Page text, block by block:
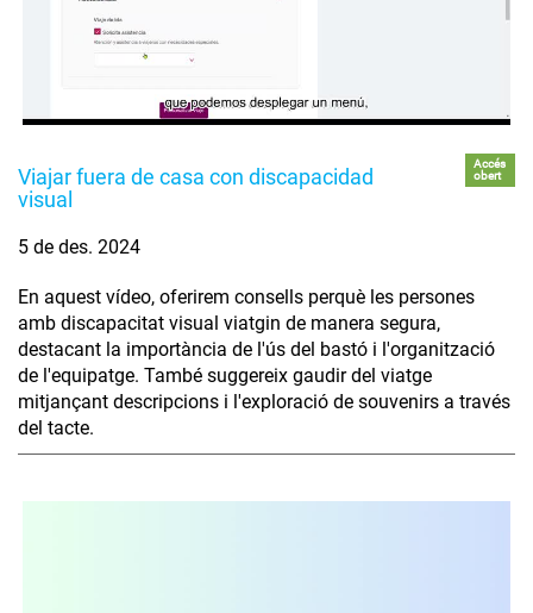
Viajar fuera de casa con discapacidad
visual
Accés
obert
5 de des. 2024
En aquest vídeo, oferirem consells perquè les persones
amb discapacitat visual viatgin de manera segura,
destacant la importància de l'ús del bastó i l'organització
de l'equipatge. També suggereix gaudir del viatge
mitjançant descripcions i l'exploració de souvenirs a través
del tacte.